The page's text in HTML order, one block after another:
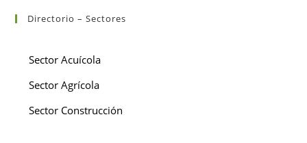
Directorio – Sectores
Sector Acuícola
Sector Agrícola
Sector Construcción